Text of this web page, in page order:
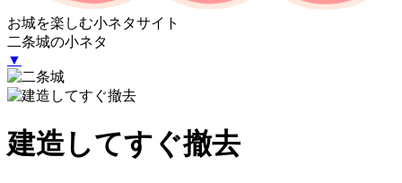
お城を楽しむ小ネタサイト
二条城の小ネタ
▼
建造してすぐ撤去